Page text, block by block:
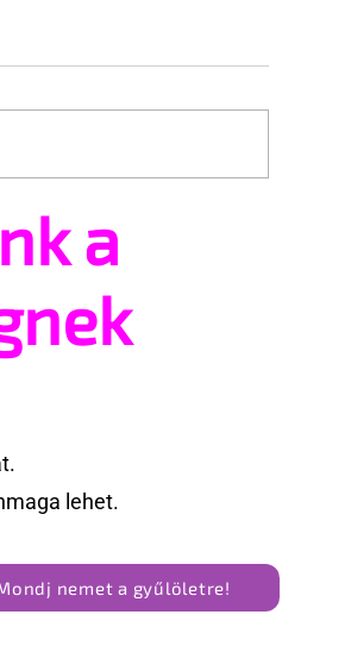
a
lehet.
nemet a gyűlöletre!